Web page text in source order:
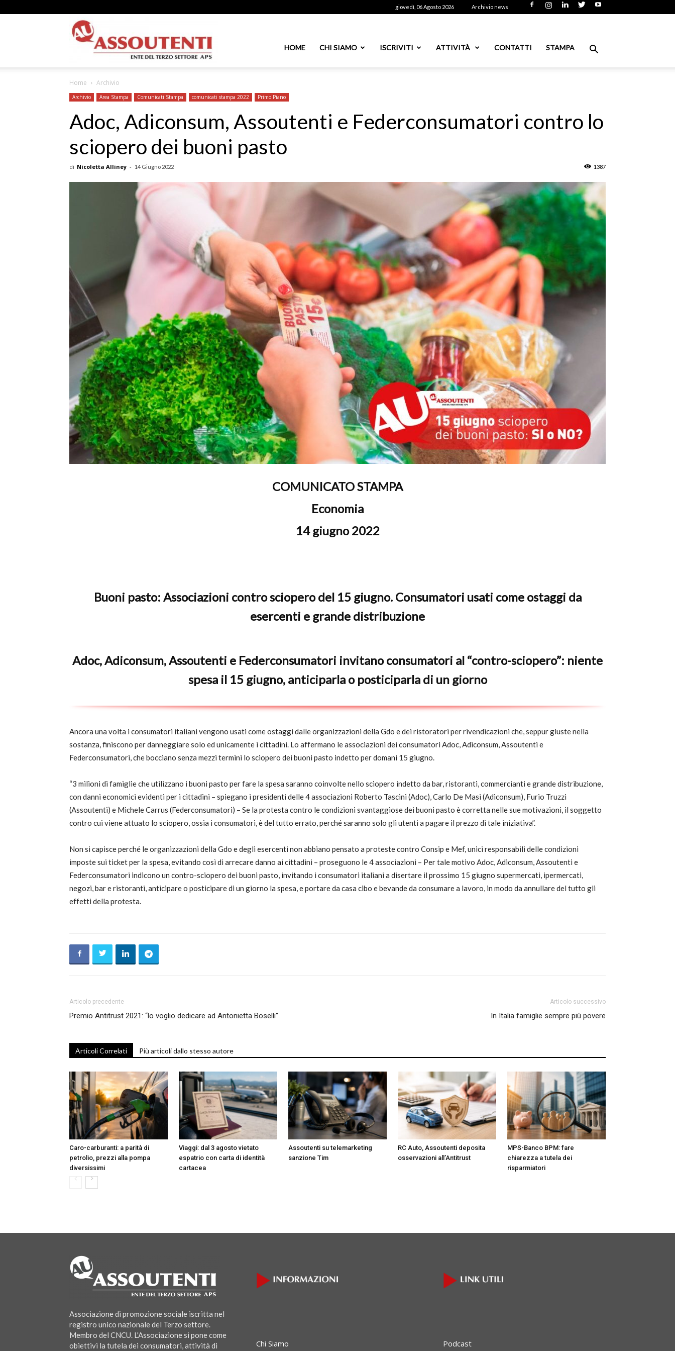
giovedì, 06 Agosto 2026 Archivio news
Nazionale
APS
Tutela
i
diritti
dei
consumatori
HOME CHI SIAMO ISCRIVITI ATTIVITÀ CONTATTI STAMPA
Home Archivio
Archivio Area Stampa Comunicati Stampa comunicati stampa 2022 Primo Piano
Adoc, Adiconsum, Assoutenti e Federconsumatori contro lo
sciopero dei buoni pasto
di Nicoletta Alliney - 14 Giugno 2022 1387
COMUNICATO STAMPA
Economia
14 giugno 2022
Buoni pasto: Associazioni contro sciopero del 15 giugno. Consumatori usati come ostaggi da
esercenti e grande distribuzione
Adoc, Adiconsum, Assoutenti e Federconsumatori invitano consumatori al “contro-sciopero”: niente
spesa il 15 giugno, anticiparla o posticiparla di un giorno
Ancora una volta i consumatori italiani vengono usati come ostaggi dalle organizzazioni della Gdo e dei ristoratori per rivendicazioni che, seppur giuste nella
sostanza, finiscono per danneggiare solo ed unicamente i cittadini. Lo affermano le associazioni dei consumatori Adoc, Adiconsum, Assoutenti e
Federconsumatori, che bocciano senza mezzi termini lo sciopero dei buoni pasto indetto per domani 15 giugno.
“3 milioni di famiglie che utilizzano i buoni pasto per fare la spesa saranno coinvolte nello sciopero indetto da bar, ristoranti, commercianti e grande distribuzione,
con danni economici evidenti per i cittadini – spiegano i presidenti delle 4 associazioni Roberto Tascini (Adoc), Carlo De Masi (Adiconsum), Furio Truzzi
(Assoutenti) e Michele Carrus (Federconsumatori) – Se la protesta contro le condizioni svantaggiose dei buoni pasto è corretta nelle sue motivazioni, il soggetto
contro cui viene attuato lo sciopero, ossia i consumatori, è del tutto errato, perché saranno solo gli utenti a pagare il prezzo di tale iniziativa”.
Non si capisce perché le organizzazioni della Gdo e degli esercenti non abbiano pensato a proteste contro Consip e Mef, unici responsabili delle condizioni
imposte sui ticket per la spesa, evitando così di arrecare danno ai cittadini – proseguono le 4 associazioni – Per tale motivo Adoc, Adiconsum, Assoutenti e
Federconsumatori indicono un contro-sciopero dei buoni pasto, invitando i consumatori italiani a disertare il prossimo 15 giugno supermercati, ipermercati,
negozi, bar e ristoranti, anticipare o posticipare di un giorno la spesa, e portare da casa cibo e bevande da consumare a lavoro, in modo da annullare del tutto gli
effetti della protesta.
Articolo precedente
Premio Antitrust 2021: “lo voglio dedicare ad Antonietta Boselli”
Articolo successivo
In Italia famiglie sempre più povere
Articoli Correlati Più articoli dallo stesso autore
Caro-carburanti: a parità di
petrolio, prezzi alla pompa
diversissimi
Viaggi: dal 3 agosto vietato
espatrio con carta di identità
cartacea
Assoutenti su telemarketing
sanzione Tim
RC Auto, Assoutenti deposita
osservazioni all’Antitrust
MPS-Banco BPM: fare
chiarezza a tutela dei
risparmiatori
Associazione di promozione sociale iscritta nel
registro unico nazionale del Terzo settore.
Membro del CNCU. L'Associazione si pone come
obiettivi la tutela dei consumatori, attività di
Chi Siamo Podcast